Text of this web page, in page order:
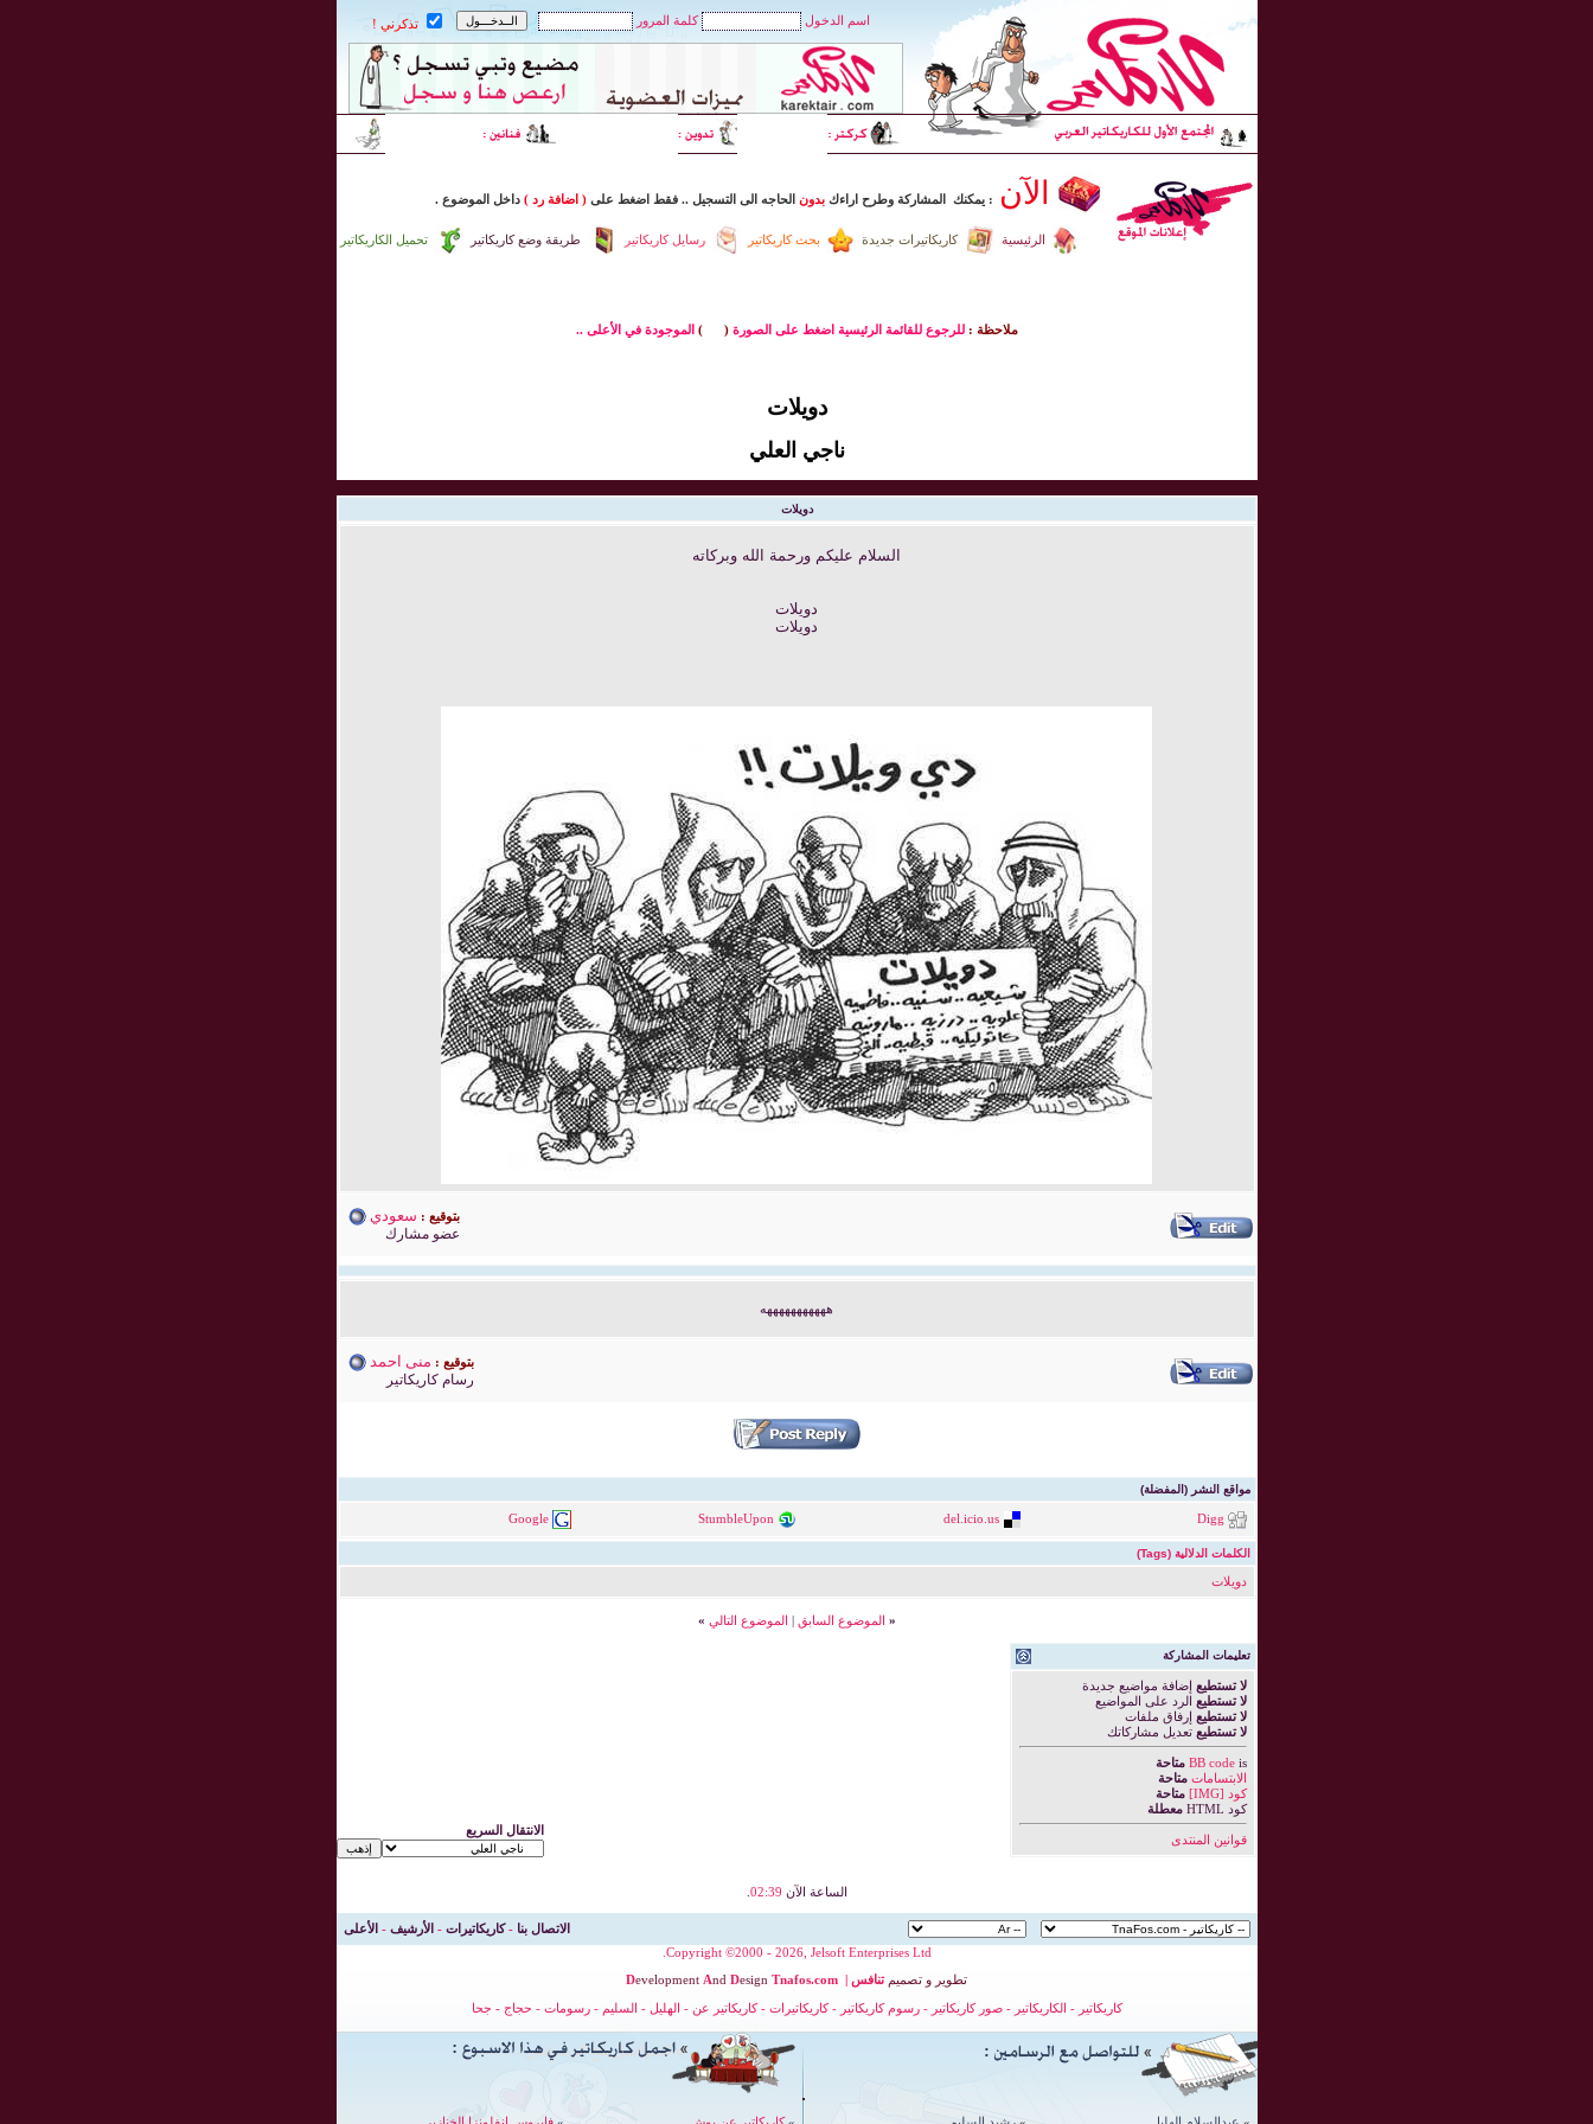
اسم الدخول كلمة المرور تذكرني !
الآن : يمكنك المشاركة وطرح اراءك بدون الحاجه الى التسجيل .. فقط اضغط على ( اضافة رد ) داخل الموضوع .
تحميل الكاريكاتير طريقة وضع كاريكاتير رسايل كاريكاتير بحث كاريكاتير كاريكاتيرات جديدة الرئيسية
ملاحظة : للرجوع للقائمة الرئيسية اضغط على الصورة(
) الموجودة في الأعلى ..
دويلات
ناجي العلي
دويلات
السلام عليكم ورحمة الله وبركاته
دويلات
دويلات
بتوقيع : سعودي
عضو مشارك
هههههههههههه
بتوقيع : منى احمد
رسام كاريكاتير
مواقع النشر (المفضلة)
Digg
del.icio.us
StumbleUpon
Google
الكلمات الدلالية (Tags)
دويلات
« الموضوع السابق | الموضوع التالي »
تعليمات المشاركة
لا تستطيع إضافة مواضيع جديدة
لا تستطيع الرد على المواضيع
لا تستطيع إرفاق ملفات
لا تستطيع تعديل مشاركاتك
BB codeis
متاحة
الابتسامات متاحة
كود [IMG]
متاحة
كود HTML
معطلة
قوانين المنتدى
الانتقال السريع
الساعة الآن 02:39
الاتصال بنا -كاريكاتيرات - الأرشيف - الأعلى
Copyright ©2000 - 2026, Jelsoft Enterprises Ltd.
Development And Design Tnafos.com | تطوير و تصميم تنافس
كاريكاتير - الكاريكاتير -صور كاريكاتير - رسوم كاريكاتير -كاريكاتيرات -كاريكاتير عن - الهليل - السليم -رسومات - حجاج - جحا